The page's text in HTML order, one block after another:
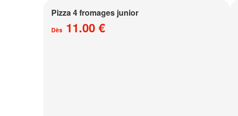
Pizza 4 fromages junior
Dès 11.00 €